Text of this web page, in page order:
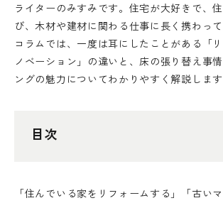
ライターのみすみです。住宅が大好きで、
び、木材や建材に関わる仕事に長く携わっ
コラムでは、一度は耳にしたことがある「
ノベーション」の違いと、床の張り替え事
ングの魅力についてわかりやすく解説します
目次
「住んでいる家をリフォームする」「古い